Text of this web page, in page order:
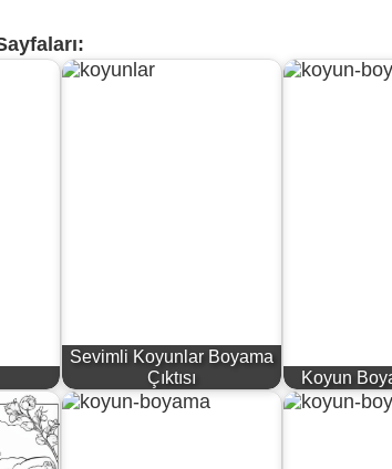
Sevimli Koyunlar Boyama
Çıktısı
Koyun